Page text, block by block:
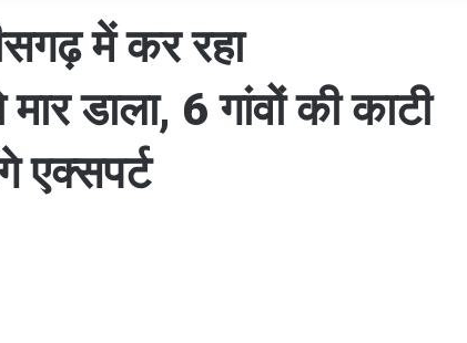
में कर रहा
डाला, 6 गांवों की काटी
एक्सपर्ट